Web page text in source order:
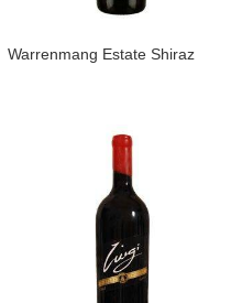
Warrenmang Estate Shiraz